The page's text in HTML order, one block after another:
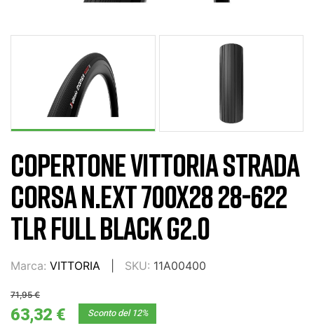
COPERTONE VITTORIA STRADA
CORSA N.EXT 700X28 28-622
TLR FULL BLACK G2.0
Marca: VITTORIA SKU: 11A00400
71,95 €
63,32 € Sconto del 12%